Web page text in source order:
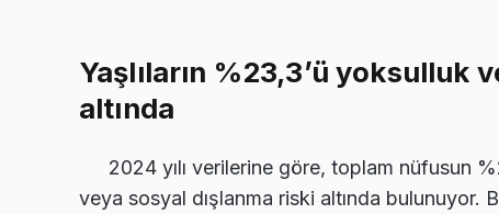
Yaşlıların %23,3’ü yoksulluk
altında
2024 yılı verilerine göre, toplam nüfusun
veya sosyal dışlanma riski altında bulunuyor.